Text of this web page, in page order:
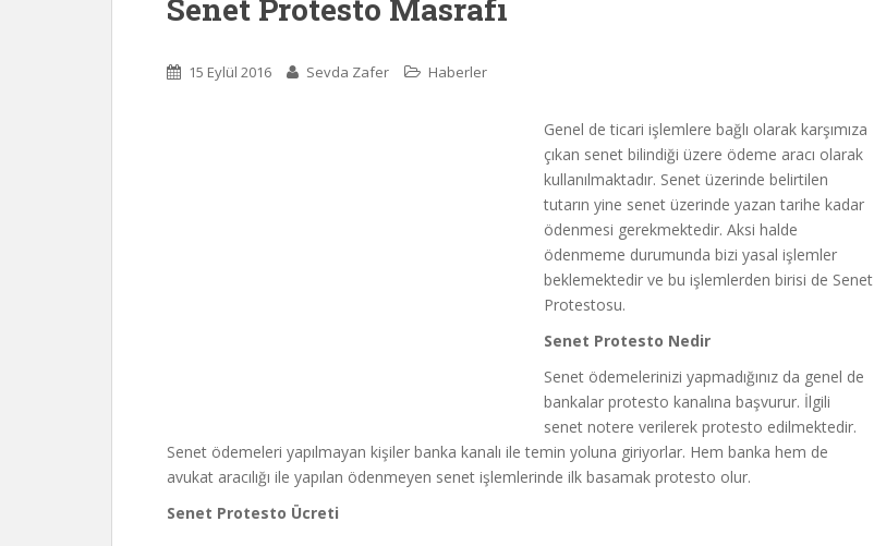
Senet Protesto Masrafı
15 Eylül 2016 Sevda Zafer Haberler
Genel de ticari işlemlere bağlı olarak karşımıza
çıkan senet bilindiği üzere ödeme aracı olarak
kullanılmaktadır. Senet üzerinde belirtilen
tutarın yine senet üzerinde yazan tarihe kadar
ödenmesi gerekmektedir. Aksi halde
ödenmeme durumunda bizi yasal işlemler
beklemektedir ve bu işlemlerden birisi de Senet
Protestosu.
Senet Protesto Nedir
Senet ödemelerinizi yapmadığınız da genel de
bankalar protesto kanalına başvurur. İlgili
senet notere verilerek protesto edilmektedir.
Senet ödemeleri yapılmayan kişiler banka kanalı ile temin yoluna giriyorlar. Hem banka hem de
avukat aracılığı ile yapılan ödenmeyen senet işlemlerinde ilk basamak protesto olur.
Senet Protesto Ücreti